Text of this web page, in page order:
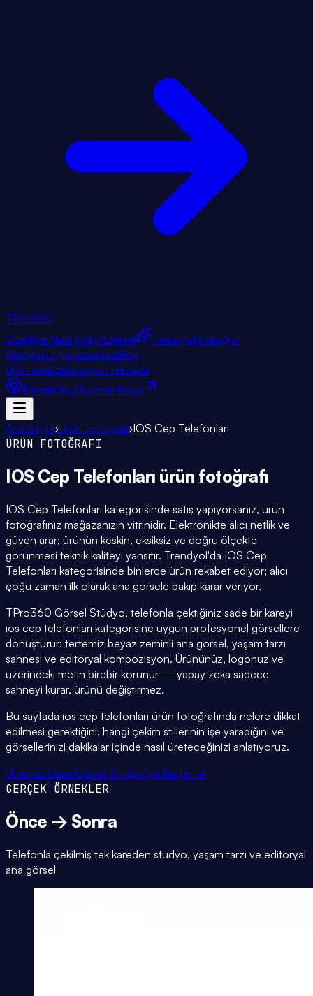
TPro360
ÖzelliklerNasıl ÇalışırEklenti
Trendyol Fotoğraf
StüdyosuFiyatlandırmaBlog
Ürün AnalizKomisyon Hesapla
EklentiGirişÜcretsiz Başla
Ana Sayfa›Ürün Fotoğrafı›IOS Cep Telefonları
ÜRÜN FOTOĞRAFI
IOS Cep Telefonları ürün fotoğrafı
IOS Cep Telefonları kategorisinde satış yapıyorsanız, ürün
fotoğrafınız mağazanızın vitrinidir. Elektronikte alıcı netlik ve
güven arar; ürünün keskin, eksiksiz ve doğru ölçekte
görünmesi teknik kaliteyi yansıtır. Trendyol'da IOS Cep
Telefonları kategorisinde binlerce ürün rekabet ediyor; alıcı
çoğu zaman ilk olarak ana görsele bakıp karar veriyor.
TPro360 Görsel Stüdyo, telefonla çektiğiniz sade bir kareyi
ıos cep telefonları kategorisine uygun profesyonel görsellere
dönüştürür: tertemiz beyaz zeminli ana görsel, yaşam tarzı
sahnesi ve editöryal kompozisyon. Ürününüz, logonuz ve
üzerindeki metin birebir korunur — yapay zeka sadece
sahneyi kurar, ürünü değiştirmez.
Bu sayfada ıos cep telefonları ürün fotoğrafında nelere dikkat
edilmesi gerektiğini, hangi çekim stillerinin işe yaradığını ve
görsellerinizi dakikalar içinde nasıl üreteceğinizi anlatıyoruz.
Ücretsiz DeneGörsel Stüdyo'yu Keşfet →
GERÇEK ÖRNEKLER
Önce → Sonra
Telefonla çekilmiş tek kareden stüdyo, yaşam tarzı ve editöryal
ana görsel